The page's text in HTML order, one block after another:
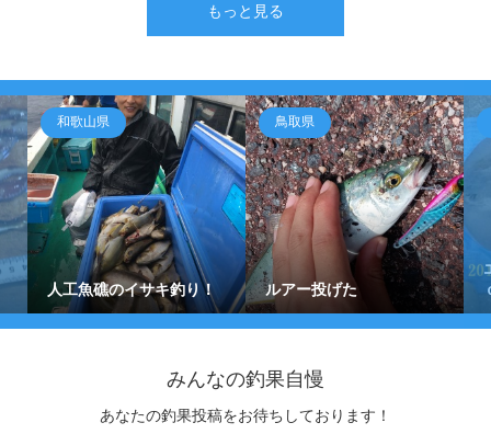
もっと見る
和歌山県
人工魚礁のイサキ釣り！
鳥取県
ルアー投げた
みんなの釣果自慢
あなたの釣果投稿をお待ちしております！